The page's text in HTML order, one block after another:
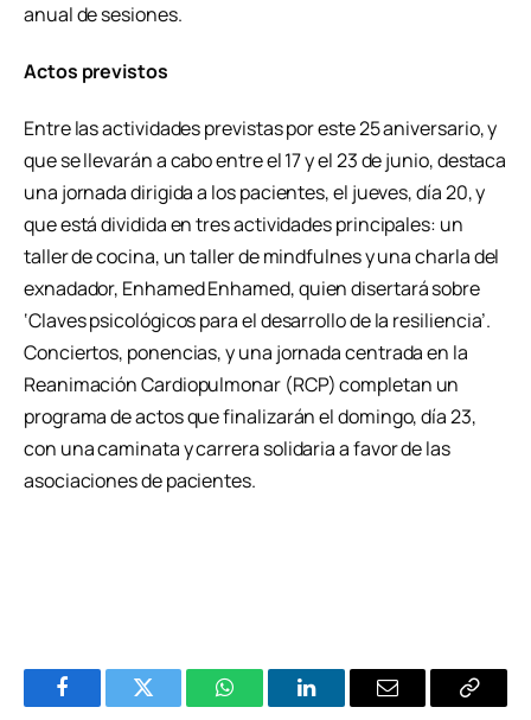
anual de sesiones.
Actos previstos
Entre las actividades previstas por este 25 aniversario, y
que se llevarán a cabo entre el 17 y el 23 de junio, destaca
una jornada dirigida a los pacientes, el jueves, día 20, y
que está dividida en tres actividades principales: un
taller de cocina, un taller de mindfulnes y una charla del
exnadador, Enhamed Enhamed, quien disertará sobre
‘Claves psicológicos para el desarrollo de la resiliencia’.
Conciertos, ponencias, y una jornada centrada en la
Reanimación Cardiopulmonar (RCP) completan un
programa de actos que finalizarán el domingo, día 23,
con una caminata y carrera solidaria a favor de las
asociaciones de pacientes.
FacebookTwitter WhatsAppLinkedInEmail
Copiar